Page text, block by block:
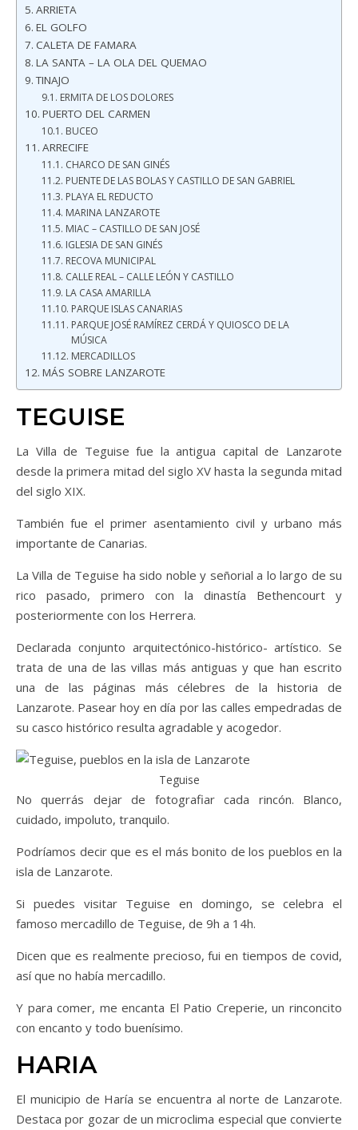
ARRIETA
EL GOLFO
CALETA DE FAMARA
LA SANTA – LA OLA DEL QUEMAO
TINAJO
ERMITA DE LOS DOLORES
PUERTO DEL CARMEN
BUCEO
ARRECIFE
CHARCO DE SAN GINÉS
PUENTE DE LAS BOLAS Y CASTILLO DE SAN GABRIEL
PLAYA EL REDUCTO
MARINA LANZAROTE
MIAC – CASTILLO DE SAN JOSÉ
IGLESIA DE SAN GINÉS
RECOVA MUNICIPAL
CALLE REAL – CALLE LEÓN Y CASTILLO
LA CASA AMARILLA
PARQUE ISLAS CANARIAS
PARQUE JOSÉ RAMÍREZ CERDÁ Y QUIOSCO DE LA
MÚSICA
MERCADILLOS
MÁS SOBRE LANZAROTE
TEGUISE
La Villa de Teguise fue la antigua capital de Lanzarote
desde la primera mitad del siglo XV hasta la segunda mitad
del siglo XIX.
También fue el primer asentamiento civil y urbano más
importante de Canarias.
La Villa de Teguise ha sido noble y señorial a lo largo de su
rico pasado, primero con la dinastía Bethencourt y
posteriormente con los Herrera.
Declarada conjunto arquitectónico-histórico- artístico. Se
trata de una de las villas más antiguas y que han escrito
una de las páginas más célebres de la historia de
Lanzarote. Pasear hoy en día por las calles empedradas de
su casco histórico resulta agradable y acogedor.
Teguise
No querrás dejar de fotografiar cada rincón. Blanco,
cuidado, impoluto, tranquilo.
Podríamos decir que es el más bonito de los pueblos en la
isla de Lanzarote.
Si puedes visitar Teguise en domingo, se celebra el
famoso mercadillo de Teguise, de 9h a 14h.
Dicen que es realmente precioso, fui en tiempos de covid,
así que no había mercadillo.
Y para comer, me encanta El Patio Creperie, un rinconcito
con encanto y todo buenísimo.
HARIA
El municipio de Haría se encuentra al norte de Lanzarote.
Destaca por gozar de un microclima especial que convierte